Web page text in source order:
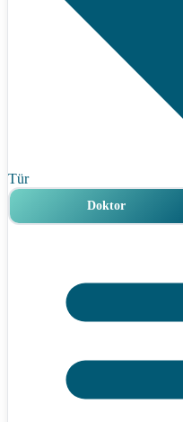
Tür
Doktor